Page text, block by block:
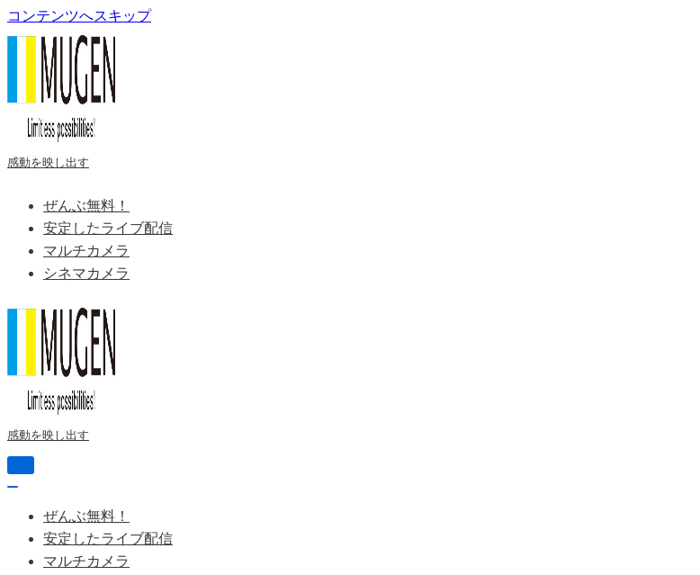
コンテンツへスキップ
感動を映し出す
ぜんぶ無料！
安定したライブ配信
マルチカメラ
シネマカメラ
感動を映し出す
ナ
ー
シ
ぜんぶ無料！
安定したライブ配信
マルチカメラ